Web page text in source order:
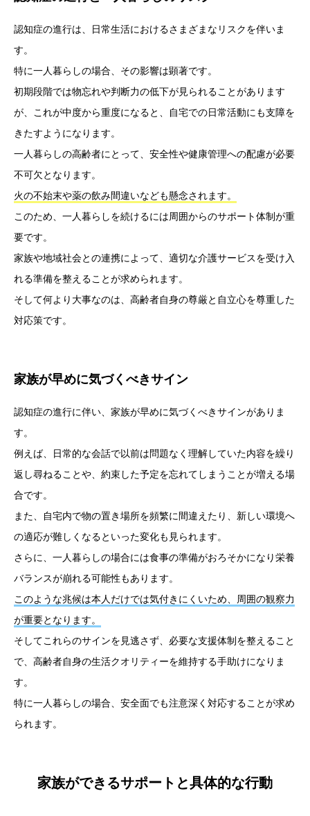
認知症の進行は、日常生活におけるさまざまなリスクを伴いま
す。
特に一人暮らしの場合、その影響は顕著です。
初期段階では物忘れや判断力の低下が見られることがあります
が、これが中度から重度になると、自宅での日常活動にも支障を
きたすようになります。
一人暮らしの高齢者にとって、安全性や健康管理への配慮が必要
不可欠となります。
火の不始末や薬の飲み間違いなども懸念されます。
このため、一人暮らしを続けるには周囲からのサポート体制が重
要です。
家族や地域社会との連携によって、適切な介護サービスを受け入
れる準備を整えることが求められます。
そして何より大事なのは、高齢者自身の尊厳と自立心を尊重した
対応策です。
家族が早めに気づくべきサイン
認知症の進行に伴い、家族が早めに気づくべきサインがありま
す。
例えば、日常的な会話で以前は問題なく理解していた内容を繰り
返し尋ねることや、約束した予定を忘れてしまうことが増える場
合です。
また、自宅内で物の置き場所を頻繁に間違えたり、新しい環境へ
の適応が難しくなるといった変化も見られます。
さらに、一人暮らしの場合には食事の準備がおろそかになり栄養
バランスが崩れる可能性もあります。
このような兆候は本人だけでは気付きにくいため、周囲の観察力
が重要となります。
そしてこれらのサインを見逃さず、必要な支援体制を整えること
で、高齢者自身の生活クオリティーを維持する手助けになりま
す。
特に一人暮らしの場合、安全面でも注意深く対応することが求め
られます。
家族ができるサポートと具体的な行動